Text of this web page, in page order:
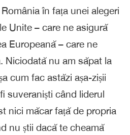
în fața unei alegeri
Unite – care ne asigură
Europeană – care ne
Niciodată nu am săpat la
cum fac astăzi așa-zișii
suveraniști când liderul
nici măcar față de propria
nu știi dacă te cheamă